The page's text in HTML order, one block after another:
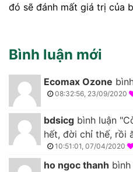
đó sẽ đánh mất giá trị của
Bình luận mới
Ecomax Ozone
08:32:56, 23/09/2020
bdsicg bình luận
hết, đời chỉ thế, rồi
10:51:01, 07/04/2020
ho ngoc thanh